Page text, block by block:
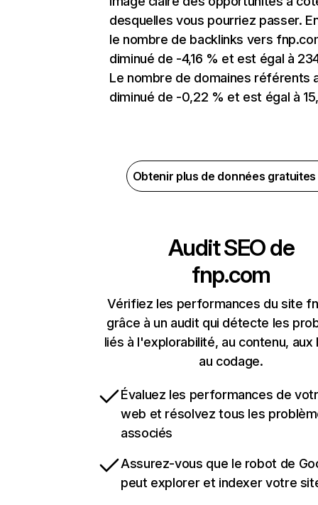
desquelles vous pourriez passer.
le nombre de backlinks vers
diminué de -4,16 % et est égal à
Le nombre de domaines référents
diminué de -0,22 % et est égal à
Obtenir plus de données
Audit SEO de
fnp.com
Vérifiez les performances du site
grâce à un audit qui détecte les
liés à l'explorabilité, au contenu, aux
au codage.
Évaluez les performances de
web et résolvez tous les
associés
Assurez-vous que le robot de
peut explorer et indexer votre